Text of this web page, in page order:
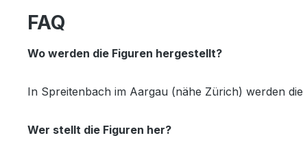
FAQ
Wo werden die Figuren hergestellt?
In Spreitenbach im Aargau (nähe Zürich) werden
Wer stellt die Figuren her?